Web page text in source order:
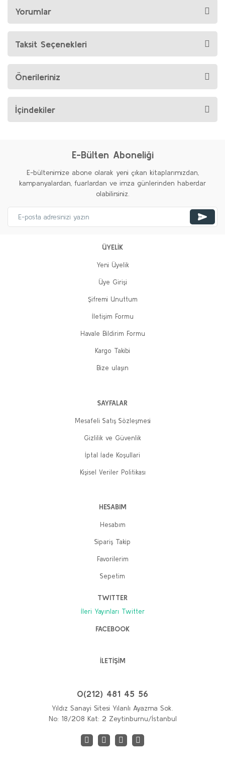
Yorumlar
Taksit Seçenekleri
Önerileriniz
İçindekiler
E-Bülten Aboneliği
E-bültenimize abone olarak yeni çıkan kitaplarımızdan,
kampanyalardan, fuarlardan ve imza günlerinden haberdar
olabilirsiniz.
ÜYELİK
Yeni Üyelik
Üye Girişi
Şifremi Unuttum
İletişim Formu
Havale Bildirim Formu
Kargo Takibi
Bize ulaşın
SAYFALAR
Mesafeli Satış Sözleşmesi
Gizlilik ve Güvenlik
İptal İade Koşullari
Kişisel Veriler Politikası
HESABIM
Hesabım
Sipariş Takip
Favorilerim
Sepetim
TWITTER
İleri Yayınları Twitter
FACEBOOK
İLETİŞİM
0(212) 481 45 56
Yıldız Sanayi Sitesi Yılanlı Ayazma Sok.
No: 18/208 Kat: 2 Zeytinburnu/İstanbul